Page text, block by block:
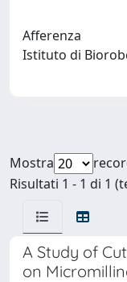
Afferenza
Istituto di
Mostra
Risultati 1 - 1 di 1
A Study of
on